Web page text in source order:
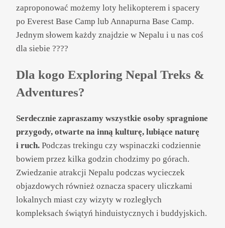
zaproponować możemy loty helikopterem i spacery
po Everest Base Camp lub Annapurna Base Camp.
Jednym słowem każdy znajdzie w Nepalu i u nas coś
dla siebie ????
Dla kogo Exploring Nepal Treks &
Adventures?
Serdecznie zapraszamy wszystkie osoby spragnione
przygody, otwarte na inną kulturę, lubiące naturę
i ruch. Podczas trekingu czy wspinaczki codziennie
bowiem przez kilka godzin chodzimy po górach.
Zwiedzanie atrakcji Nepalu podczas wycieczek
objazdowych również oznacza spacery uliczkami
lokalnych miast czy wizyty w rozległych
kompleksach świątyń hinduistycznych i buddyjskich.